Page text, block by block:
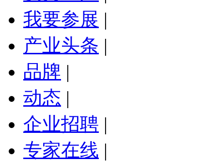
我要参展 |
产业头条 |
品牌 |
动态 |
企业招聘 |
专家在线 |